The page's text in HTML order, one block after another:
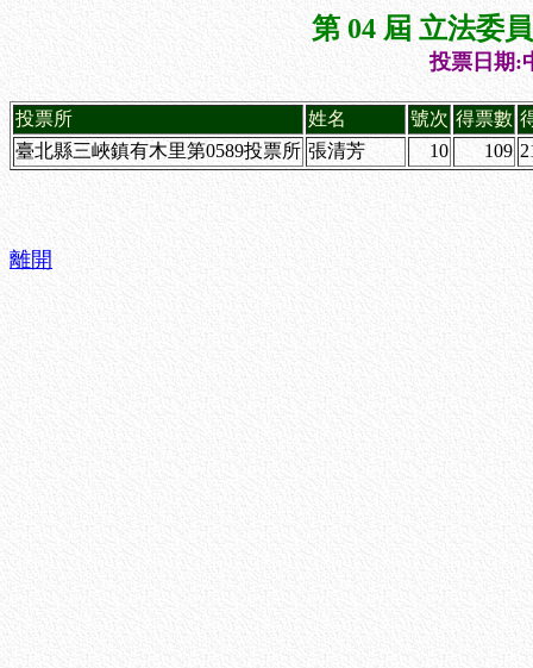
第 04 屆 立法委
投票日期:
投票所 姓名 號次 得票數
臺北縣三峽鎮有木里第0589投票所 張清芳 10 109
離開